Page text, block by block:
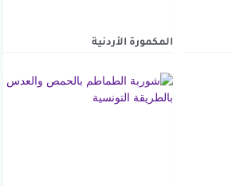
المكمورة الأردنية